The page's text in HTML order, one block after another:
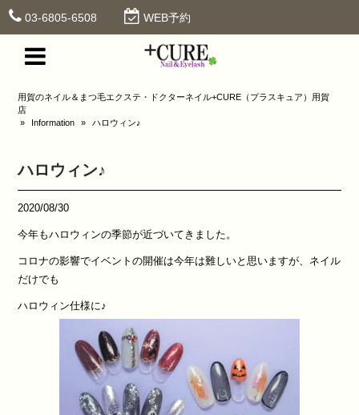
03-6805-6508 WEB予約
用賀のネイル＆まつ毛エクステ・ドクターネイル+CURE（プラスキュア）用賀
店
»
Information » ハロウィン♪
ハロウィン♪
2020/08/30
今年もハロウィンの季節が近づいてきました。
コロナの影響でイベントの開催は今年は難しいと思いますが、ネイル
だけでも
ハロウィン仕様に♪